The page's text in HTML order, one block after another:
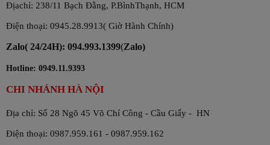
Địachỉ: 238/11 Bạch Đằng, P.BìnhThạnh, HCM
Điện thoại: 0945.28.9913( Giờ Hành Chính)
Zalo( 24/24H): 094.993.1399(Zalo)
Hotline: 0949.11.9393
CHI NHÁNH HÀ NỘI
Địa chỉ: Số 28 Ngõ 45 Võ Chí Công - Cầu Giấy - HN
Điện thoại: 0987.959.161 - 0987.959.162